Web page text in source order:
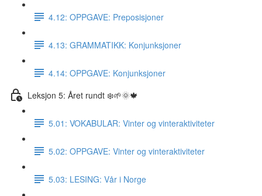
4.12: OPPGAVE: Preposisjoner
4.13: GRAMMATIKK: Konjunksjoner
4.14: OPPGAVE: Konjunksjoner
Leksjon 5: Året rundt ❄️🌱🌞🍁
5.01: VOKABULAR: Vinter og vinteraktiviteter
5.02: OPPGAVE: Vinter og vinteraktiviteter
5.03: LESING: Vår i Norge